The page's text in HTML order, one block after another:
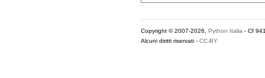
Copyright © 2007-2026, Python Italia - Cf
Alcuni diritti riservati - CC-BY